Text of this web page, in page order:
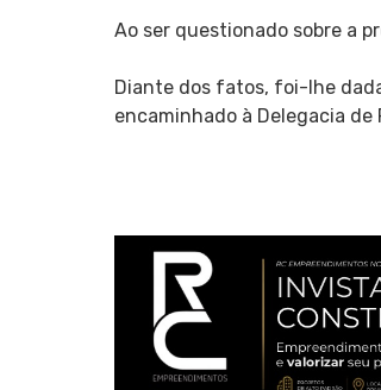
Ao ser questionado sobre a
Diante dos fatos, foi-lhe
encaminhado à Delegacia de